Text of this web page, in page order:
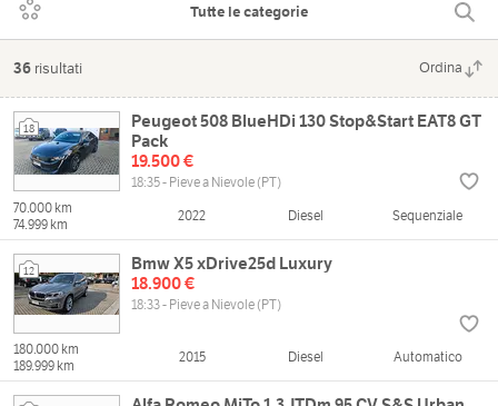
Tutte le categorie
36 risultati Ordina
18
Peugeot 508 BlueHDi 130 Stop&Start EAT8 GT
Pack
19.500 €
18:35 - Pieve a Nievole (PT)
70.000 km
74.999 km
2022 Diesel Sequenziale
12
Bmw X5 xDrive25d Luxury
18.900 €
18:33 - Pieve a Nievole (PT)
180.000 km
189.999 km
2015 Diesel Automatico